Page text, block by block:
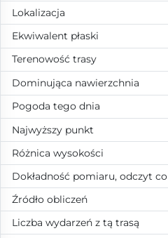
Lokalizacja
Ekwiwalent płaski
Terenowość trasy
Dominująca nawierzchnia
Pogoda tego dnia
Najwyższy punkt
Różnica wysokości
Dokładność pomiaru, odczyt co
Źródło obliczeń
Liczba wydarzeń z tą trasą